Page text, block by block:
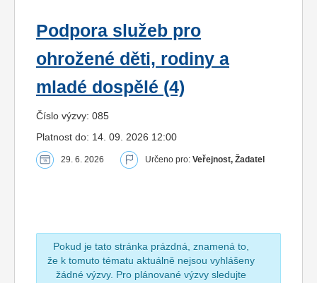
Podpora služeb pro
ohrožené děti, rodiny a
mladé dospělé (4)
Číslo výzvy: 085
Platnost do: 14. 09. 2026 12:00
29. 6. 2026 Určeno pro: Veřejnost, Žadatel
Pokud je tato stránka prázdná, znamená to,
že k tomuto tématu aktuálně nejsou vyhlášeny
žádné výzvy. Pro plánované výzvy sledujte